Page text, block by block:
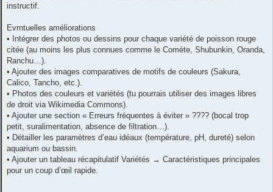
instructif.
Evrntuelles améliorations
• Intégrer des photos ou dessins pour chaque variété de poisson rouge
citée (au moins les plus connues comme le Comète, Shubunkin, Oranda,
Ranchu…).
• Ajouter des images comparatives de motifs de couleurs (Sakura,
Calico, Tancho, etc.).
• Photos des couleurs et variétés (tu pourrais utiliser des images libres
de droit via Wikimedia Commons).
• Ajouter une section « Erreurs fréquentes à éviter » ???? (bocal trop
petit, suralimentation, absence de filtration…).
• Détailler les paramètres d’eau idéaux (température, pH, dureté) selon
aquarium ou bassin.
• Ajouter un tableau récapitulatif Variétés → Caractéristiques principales
pour un coup d’œil rapide.